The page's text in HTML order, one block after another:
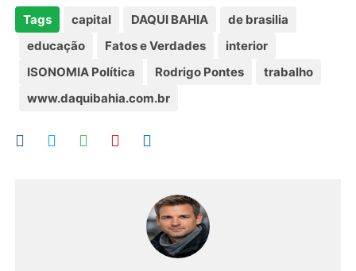
Tags capital DAQUI BAHIA
de brasilia
educação
Fatos e Verdades
interior
ISONOMIA Política
Rodrigo Pontes
trabalho
www.daquibahia.com.br